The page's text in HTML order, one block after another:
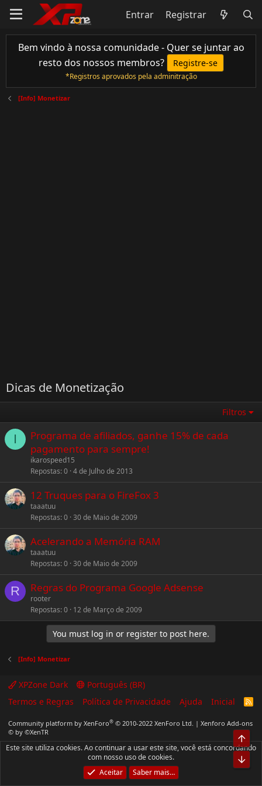
Entrar Registrar
Bem vindo à nossa comunidade - Quer se juntar ao
resto dos nossos membros?
Registre-se
*Registros aprovados pela adminitração
[Info] Monetizar
Dicas de Monetização
Filtros
I
Programa de afiliados, ganhe 15% de cada
pagamento para sempre!
ikarospeed15
Repostas 0 4 de Julho de 2013
12 Truques para o FireFox 3
taaatuu
Repostas 0 30 de Maio de 2009
Acelerando a Memória RAM
taaatuu
Repostas 0 30 de Maio de 2009
R Regras do Programa Google Adsense
rooter
Repostas 0 12 de Março de 2009
You must log in or register to post here.
[Info] Monetizar
XPZone Dark
Português (BR)
Termos e Regras
Política de Privacidade Ajuda Inicial
R
Community platform by XenForo® © 2010-2022 XenForo Ltd. | Xenforo Add-ons
© by ©XenTR
Este site utiliza cookies. Ao continuar a usar este site, você está concordando
com nosso uso de cookies.
Aceitar
Saber mais…